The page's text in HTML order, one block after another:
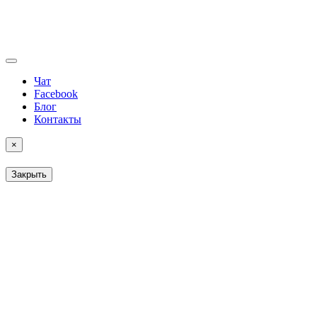
Чат
Facebook
Блог
Контакты
×
Закрыть